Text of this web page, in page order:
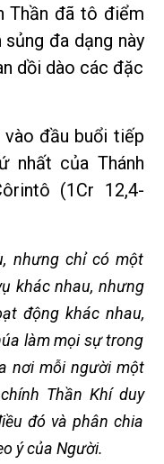
Thần đã tô điểm
đa dạng này
dồi dào các đặc
đầu buổi tiếp
nhất của Thánh
(1Cr 12,4-
nhưng chỉ có một
khác nhau, nhưng
động khác nhau,
làm mọi sự trong
nơi mỗi người một
Thần Khí duy
đó và phân chia
ý của Người.